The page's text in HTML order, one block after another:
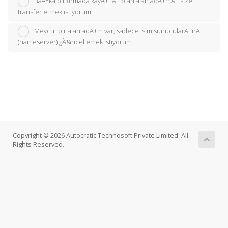
transfer etmek istiyorum.
Mevcut bir alan adÄ±m var, sadece isim sunucularÄ±nÄ±
(nameserver) gÃ¼ncellemek istiyorum.
Copyright © 2026 Autocratic Technosoft Private Limited. All
Rights Reserved.